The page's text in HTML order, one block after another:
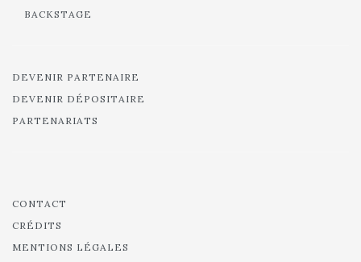
BACKSTAGE
DEVENIR PARTENAIRE
DEVENIR DÉPOSITAIRE
PARTENARIATS
CONTACT
CRÉDITS
MENTIONS LÉGALES